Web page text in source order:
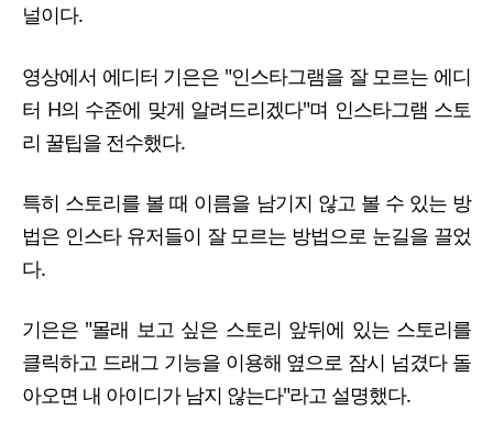
널이다.
영상에서 에디터 기은은 "인스타그램을 잘 모르는 에디
터 H의 수준에 맞게 알려드리겠다"며 인스타그램 스토
리 꿀팁을 전수했다.
특히 스토리를 볼 때 이름을 남기지 않고 볼 수 있는 방
법은 인스타 유저들이 잘 모르는 방법으로 눈길을 끌었
다.
기은은 "몰래 보고 싶은 스토리 앞뒤에 있는 스토리를
클릭하고 드래그 기능을 이용해 옆으로 잠시 넘겼다 돌
아오면 내 아이디가 남지 않는다"라고 설명했다.